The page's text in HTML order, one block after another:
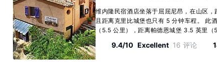
维内隆民宿酒店坐落于屈屈尼昂，在山区，
且距离克里比城堡也只有 5 分钟车程。 此
（5.5 公里），距离帕德恩城堡 3.5 英里
9.4/10 Excellent 16 评论